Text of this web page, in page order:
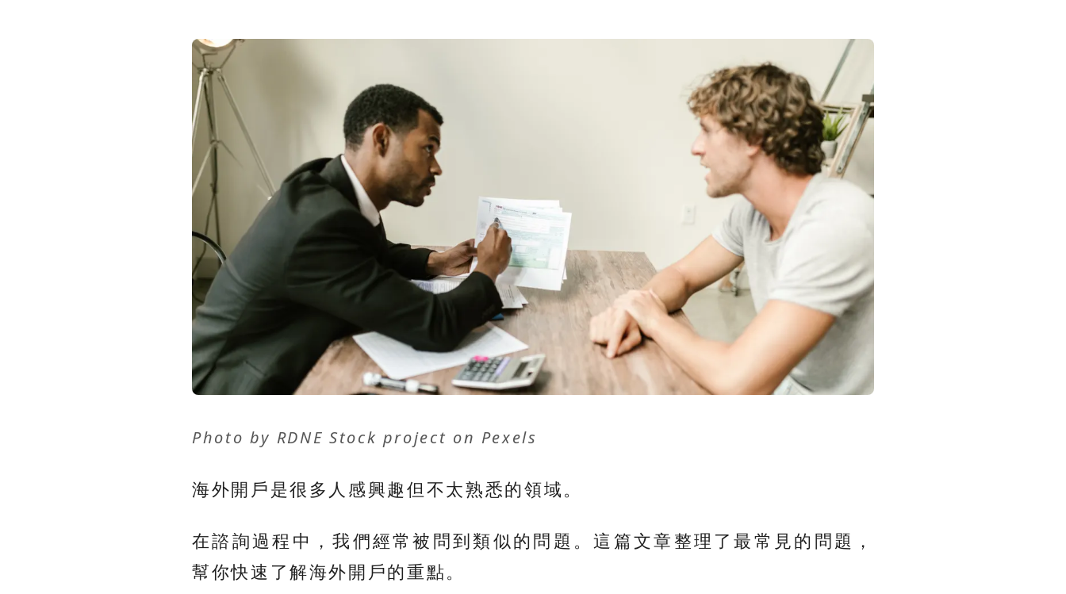
Photo by RDNE Stock project on Pexels
海外開戶是很多人感興趣但不太熟悉的領域。
在諮詢過程中，我們經常被問到類似的問題。這篇文章整理了最常見的問題，
幫你快速了解海外開戶的重點。